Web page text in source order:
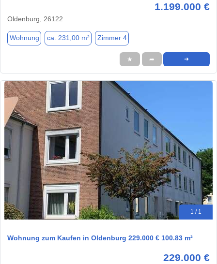
1.199.000 €
Oldenburg, 26122
Wohnung ca. 231,00 m² Zimmer 4
★ ➦ ➜
1 / 1
Wohnung zum Kaufen in Oldenburg 229.000 € 100.83 m²
229.000 €